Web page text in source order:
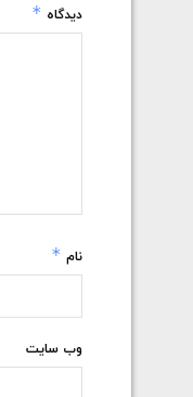
دیدگاه *
نام *
وب‌ سایت